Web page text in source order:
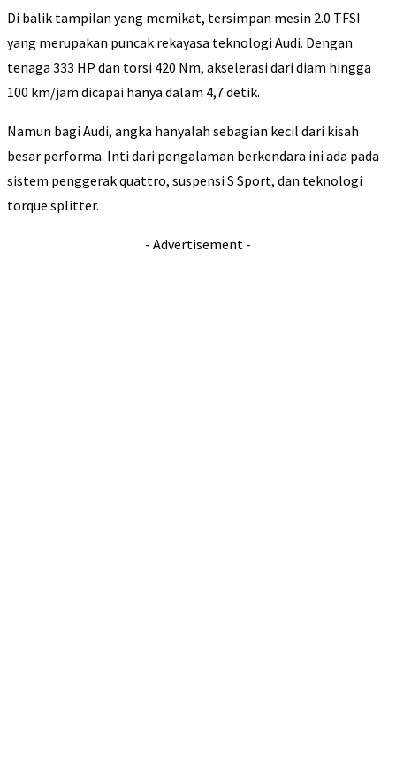
Di balik tampilan yang memikat, tersimpan mesin 2.0 TFSI
yang merupakan puncak rekayasa teknologi Audi. Dengan
tenaga 333 HP dan torsi 420 Nm, akselerasi dari diam hingga
100 km/jam dicapai hanya dalam 4,7 detik.
Namun bagi Audi, angka hanyalah sebagian kecil dari kisah
besar performa. Inti dari pengalaman berkendara ini ada pada
sistem penggerak quattro, suspensi S Sport, dan teknologi
torque splitter.
- Advertisement -